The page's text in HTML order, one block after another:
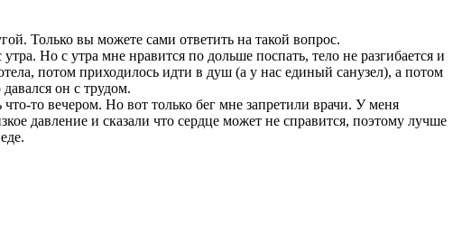
Только вы можете сами ответить на такой вопрос.
Но с утра мне нравится по дольше поспать, тело не разгибается и
потом приходилось идти в душ (а у нас единый санузел), а потом
он с трудом.
то вечером. Но вот только бег мне запретили врачи. У меня
давление и сказали что сердце может не справится, поэтому лучше